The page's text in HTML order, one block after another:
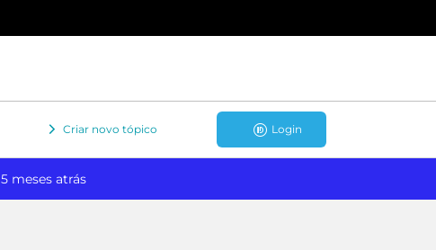
Criar novo tópico Login
5 meses atrás